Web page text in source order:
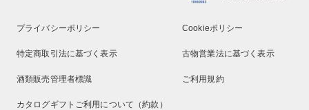
プライバシーポリシー Cookieポリシー
特定商取引法に基づく表示 古物営業法に基づく表示
酒類販売管理者標識 ご利用規約
カタログギフトご利用について（約款）